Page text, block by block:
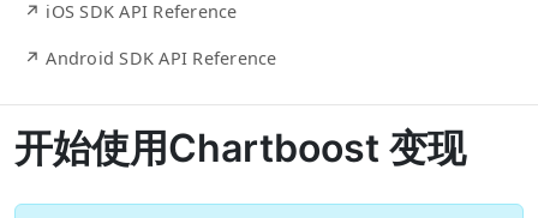
↗ iOS SDK API Reference
↗ Android SDK API Reference
开始使用Chartboost 变现